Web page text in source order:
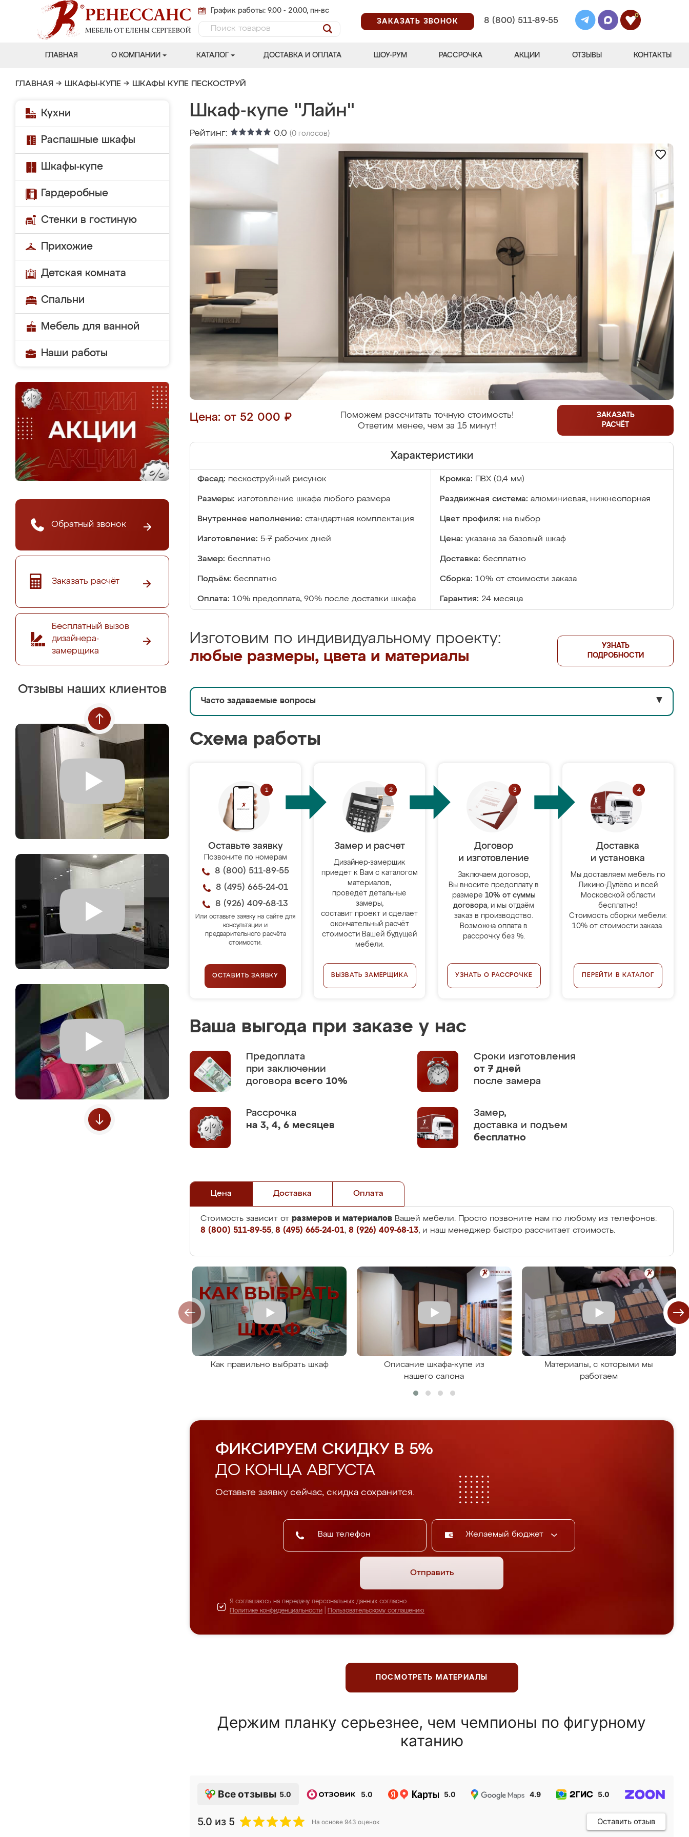
График работы: 9.00 - 20.00, пн-вс
ЗАКАЗАТЬ ЗВОНОК
8 (800) 511-89-55
0
ГЛАВНАЯ О КОМПАНИИ КАТАЛОГ ДОСТАВКА И ОПЛАТА ШОУ-РУМ РАССРОЧКА АКЦИИ ОТЗЫВЫ КОНТАКТЫ
ГЛАВНАЯ → ШКАФЫ-КУПЕ → ШКАФЫ КУПЕ ПЕСКОСТРУЙ
Кухни
Распашные шкафы
Шкафы-купе
Гардеробные
Стенки в гостиную
Прихожие
Детская комната
Спальни
Мебель для ванной
Наши работы
Обратный звонок
Заказать расчёт
Бесплатный вызов
дизайнера-
замерщика
Отзывы наших клиентов
Шкаф-купе "Лайн"
Рейтинг: 0.0 (0 голосов)
Цена: от 52 000 ₽
Поможем рассчитать точную стоимость!
Ответим менее, чем за 15 минут!
ЗАКАЗАТЬ
РАСЧЁТ
Характеристики
Фасад: пескоструйный рисунок Кромка: ПВХ (0,4 мм)
Размеры: изготовление шкафа любого размера Раздвижная система: алюминиевая, нижнеопорная
Внутреннее наполнение: стандартная комплектация Цвет профиля: на выбор
Изготовление: 5-7 рабочих дней Цена: указана за базовый шкаф
Замер: бесплатно Доставка: бесплатно
Подъём: бесплатно Сборка: 10% от стоимости заказа
Оплата: 10% предоплата, 90% после доставки шкафа Гарантия: 24 месяца
Изготовим по индивидуальному проекту:
любые размеры, цвета и материалы
УЗНАТЬ
ПОДРОБНОСТИ
Часто задаваемые вопросы ▼
Схема работы
Оставьте заявку
Позвоните по номерам
8 (800) 511-89-55
8 (495) 665-24-01
8 (926) 409-68-13
Или оставьте заявку на сайте для
консультации и
предварительного расчёта
стоимости.
ОСТАВИТЬ ЗАЯВКУ
Замер и расчет
Дизайнер-замерщик
приедет к Вам с каталогом
материалов,
проведёт детальные
замеры,
составит проект и сделает
окончательный расчёт
стоимости Вашей будущей
мебели.
ВЫЗВАТЬ ЗАМЕРЩИКА
Договор
и изготовление
Заключаем договор,
Вы вносите предоплату в
размере 10% от суммы
договора, и мы отдаём
заказ в производство.
Возможна оплата в
рассрочку без %.
УЗНАТЬ О РАССРОЧКЕ
Доставка
и установка
Мы доставляем мебель по
Ликино-Дулёво и всей
Московской области
бесплатно!
Стоимость сборки мебели:
10% от стоимости заказа.
ПЕРЕЙТИ В КАТАЛОГ
Ваша выгода при заказе у нас
Предоплата
при заключении
договора всего 10%
Сроки изготовления
от 7 дней
после замера
Рассрочка
на 3, 4, 6 месяцев
Замер,
доставка и подъем
бесплатно
Цена Доставка Оплата
Стоимость зависит от размеров и материалов Вашей мебели. Просто позвоните нам по любому из телефонов:
8 (800) 511-89-55, 8 (495) 665-24-01, 8 (926) 409-68-13, и наш менеджер быстро рассчитает стоимость.
Как правильно выбрать шкаф
Описание шкафа-купе из
нашего салона
Материалы, с которыми мы
работаем
ФИКСИРУЕМ СКИДКУ В 5%
ДО КОНЦА АВГУСТА
Оставьте заявку сейчас, скидка сохранится.
Желаемый бюджет
Отправить
Я соглашаюсь на передачу персональных данных согласно
Политике конфиденциальности
Пользовательскому соглашению
ПОСМОТРЕТЬ МАТЕРИАЛЫ
Держим планку серьезнее, чем чемпионы по фигурному
катанию
Все отзывы 5.0 5.0 5.0 4.9 5.0
5.0 из 5 На основе 943 оценок Оставить отзыв